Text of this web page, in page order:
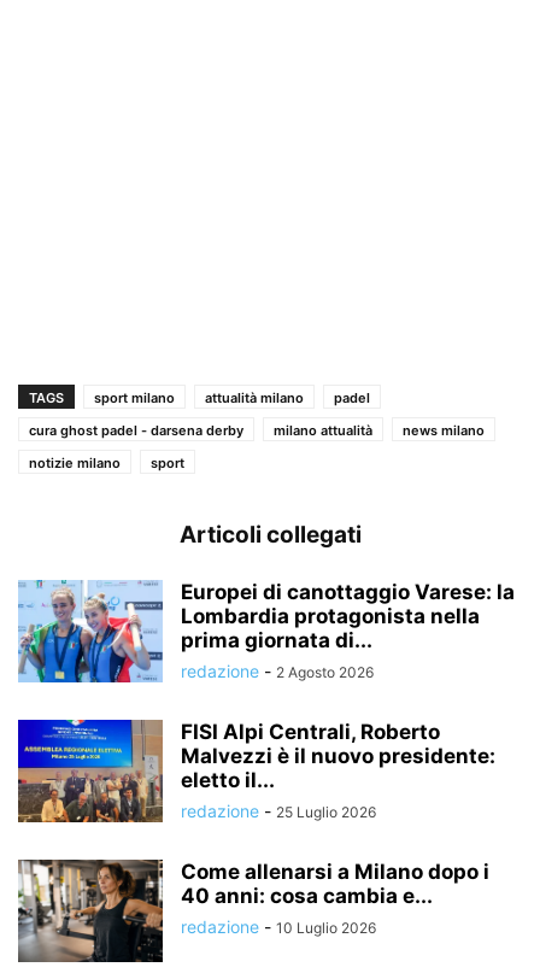
TAGS sport milano attualità milano
padel
cura ghost padel - darsena derby
milano attualità
news milano
notizie milano
sport
Articoli collegati
Europei di canottaggio Varese: la
Lombardia protagonista nella
prima giornata di...
redazione - 2 Agosto 2026
FISI Alpi Centrali, Roberto
Malvezzi è il nuovo presidente:
eletto il...
redazione - 25 Luglio 2026
Come allenarsi a Milano dopo i
40 anni: cosa cambia e...
redazione - 10 Luglio 2026